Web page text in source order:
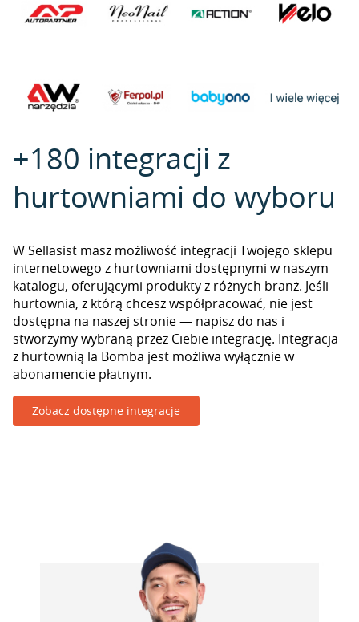
+180 integracji z
hurtowniami do wyboru
W Sellasist masz możliwość integracji Twojego sklepu
internetowego z hurtowniami dostępnymi w naszym
katalogu, oferującymi produkty z różnych branż. Jeśli
hurtownia, z którą chcesz współpracować, nie jest
dostępna na naszej stronie — napisz do nas i
stworzymy wybraną przez Ciebie integrację. Integracja
z hurtownią la Bomba jest możliwa wyłącznie w
abonamencie płatnym.
Zobacz dostępne integracje